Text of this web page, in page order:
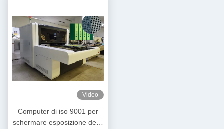
Video
Computer di iso 9001 per
schermare esposizione della